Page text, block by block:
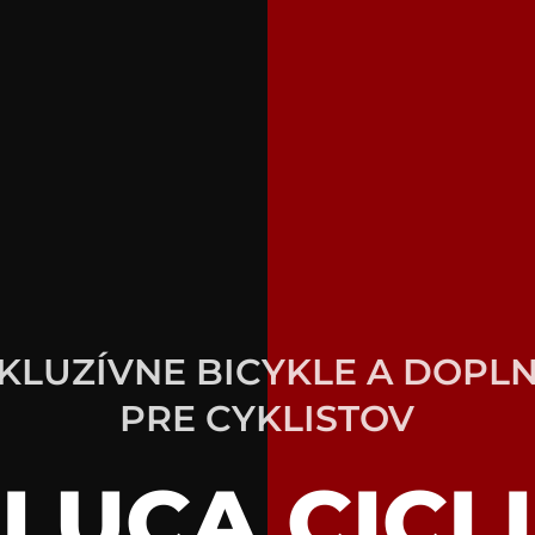
BICYKLE A
PRE CYKLISTOV